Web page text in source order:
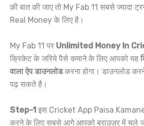
की बात की जाए तो My Fab 11 सबसे ज्यादा
Real Money के लिए है।
My Fab 11 पर Unlimited Money In
क्रिकेट के जरिये पैसे कमाने के लिए आपको यह
वाला ऐप डाउनलोडकरना होगा। डाउनलोड
पढ़ सकते है।
Step-1 इस Cricket App Paisa
करने के लिए सबसे आगे आपको ब्राउज़र में चले